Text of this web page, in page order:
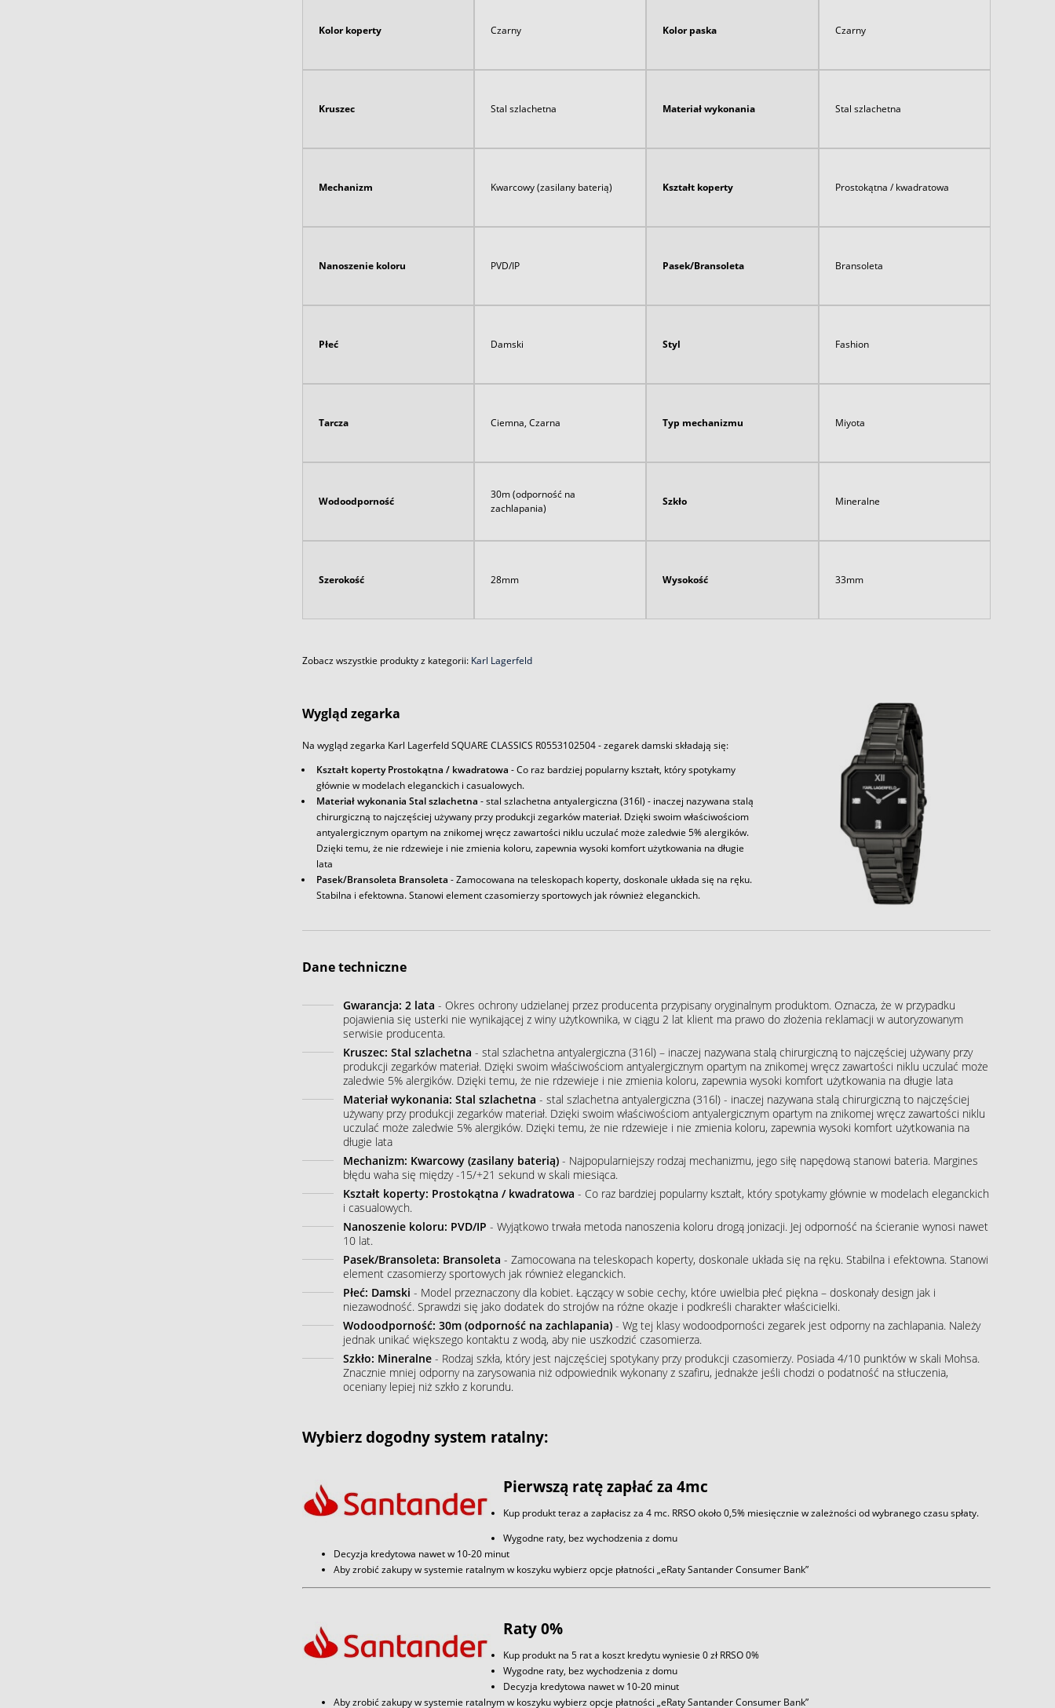
Kolor koperty Czarny Kolor paska Czarny
Kruszec Stal szlachetna Materiał wykonania Stal szlachetna
Mechanizm Kwarcowy (zasilany baterią) Kształt koperty Prostokątna / kwadratowa
Nanoszenie koloru PVD/IP Pasek/Bransoleta Bransoleta
Płeć Damski Styl Fashion
Tarcza Ciemna, Czarna Typ mechanizmu Miyota
Wodoodporność
30m (odporność na
zachlapania)
Szkło Mineralne
Szerokość 28mm Wysokość 33mm
Zobacz wszystkie produkty z kategorii: Karl Lagerfeld
Wygląd zegarka
Na wygląd zegarka Karl Lagerfeld SQUARE CLASSICS R0553102504 - zegarek damski składają się:
Kształt koperty Prostokątna / kwadratowa - Co raz bardziej popularny kształt, który spotykamy
głównie w modelach eleganckich i casualowych.
Materiał wykonania Stal szlachetna - stal szlachetna antyalergiczna (316l) - inaczej nazywana stalą
chirurgiczną to najczęściej używany przy produkcji zegarków materiał. Dzięki swoim właściwościom
antyalergicznym opartym na znikomej wręcz zawartości niklu uczulać może zaledwie 5% alergików.
Dzięki temu, że nie rdzewieje i nie zmienia koloru, zapewnia wysoki komfort użytkowania na długie
lata
Pasek/Bransoleta Bransoleta - Zamocowana na teleskopach koperty, doskonale układa się na ręku.
Stabilna i efektowna. Stanowi element czasomierzy sportowych jak również eleganckich.
Dane techniczne
Gwarancja: 2 lata - Okres ochrony udzielanej przez producenta przypisany oryginalnym produktom. Oznacza, że w przypadku
pojawienia się usterki nie wynikającej z winy użytkownika, w ciągu 2 lat klient ma prawo do złożenia reklamacji w autoryzowanym
serwisie producenta.
Kruszec: Stal szlachetna - stal szlachetna antyalergiczna (316l) – inaczej nazywana stalą chirurgiczną to najczęściej używany przy
produkcji zegarków materiał. Dzięki swoim właściwościom antyalergicznym opartym na znikomej wręcz zawartości niklu uczulać może
zaledwie 5% alergików. Dzięki temu, że nie rdzewieje i nie zmienia koloru, zapewnia wysoki komfort użytkowania na długie lata
Materiał wykonania: Stal szlachetna - stal szlachetna antyalergiczna (316l) - inaczej nazywana stalą chirurgiczną to najczęściej
używany przy produkcji zegarków materiał. Dzięki swoim właściwościom antyalergicznym opartym na znikomej wręcz zawartości niklu
uczulać może zaledwie 5% alergików. Dzięki temu, że nie rdzewieje i nie zmienia koloru, zapewnia wysoki komfort użytkowania na
długie lata
Mechanizm: Kwarcowy (zasilany baterią)- Najpopularniejszy rodzaj mechanizmu, jego siłę napędową stanowi bateria. Margines
błędu waha się między -15/+21 sekund w skali miesiąca.
Kształt koperty: Prostokątna / kwadratowa - Co raz bardziej popularny kształt, który spotykamy głównie w modelach eleganckich
i casualowych.
Nanoszenie koloru: PVD/IP - Wyjątkowo trwała metoda nanoszenia koloru drogą jonizacji. Jej odporność na ścieranie wynosi nawet
10 lat.
Pasek/Bransoleta: Bransoleta - Zamocowana na teleskopach koperty, doskonale układa się na ręku. Stabilna i efektowna. Stanowi
element czasomierzy sportowych jak również eleganckich.
Płeć: Damski - Model przeznaczony dla kobiet. Łączący w sobie cechy, które uwielbia płeć piękna – doskonały design jak i
niezawodność. Sprawdzi się jako dodatek do strojów na różne okazje i podkreśli charakter właścicielki.
Wodoodporność: 30m (odporność na zachlapania)- Wg tej klasy wodoodporności zegarek jest odporny na zachlapania. Należy
jednak unikać większego kontaktu z wodą, aby nie uszkodzić czasomierza.
Szkło: Mineralne- Rodzaj szkła, który jest najczęściej spotykany przy produkcji czasomierzy. Posiada 4/10 punktów w skali Mohsa.
Znacznie mniej odporny na zarysowania niż odpowiednik wykonany z szafiru, jednakże jeśli chodzi o podatność na stłuczenia,
oceniany lepiej niż szkło z korundu.
Wybierz dogodny system ratalny:
Pierwszą ratę zapłać za 4mc
Kup produkt teraz a zapłacisz za 4 mc. RRSO około 0,5% miesięcznie w zależności od wybranego czasu spłaty.
Wygodne raty, bez wychodzenia z domu
Decyzja kredytowa nawet w 10-20 minut
Aby zrobić zakupy w systemie ratalnym w koszyku wybierz opcje płatności „eRaty Santander Consumer Bank”
Raty 0%
Kup produkt na 5 rat a koszt kredytu wyniesie 0 zł RRSO 0%
Wygodne raty, bez wychodzenia z domu
Decyzja kredytowa nawet w 10-20 minut
Aby zrobić zakupy w systemie ratalnym w koszyku wybierz opcje płatności „eRaty Santander Consumer Bank”